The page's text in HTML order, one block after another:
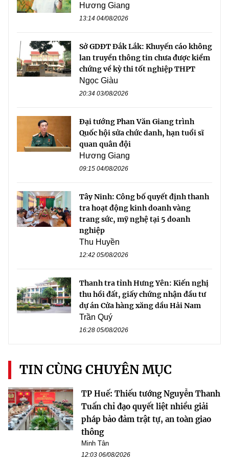
Hương Giang
13:14 04/08/2026
Sở GDĐT Đắk Lắk: Khuyến cáo không
lan truyền thông tin chưa được kiểm
chứng về kỳ thi tốt nghiệp THPT
Ngọc Giàu
20:34 03/08/2026
Đại tướng Phan Văn Giang trình
Quốc hội sửa chức danh, hạn tuổi sĩ
quan quân đội
Hương Giang
09:15 04/08/2026
Tây Ninh: Công bố quyết định thanh
tra hoạt động kinh doanh vàng
trang sức, mỹ nghệ tại 5 doanh
nghiệp
Thu Huyền
12:42 05/08/2026
Thanh tra tỉnh Hưng Yên: Kiến nghị
thu hồi đất, giấy chứng nhận đầu tư
dự án Cửa hàng xăng dầu Hải Nam
Trần Quý
16:28 05/08/2026
TIN CÙNG CHUYÊN MỤC
TP Huế: Thiếu tướng Nguyễn Thanh
Tuấn chỉ đạo quyết liệt nhiều giải
pháp bảo đảm trật tự, an toàn giao
thông
Minh Tân
12:03 06/08/2026